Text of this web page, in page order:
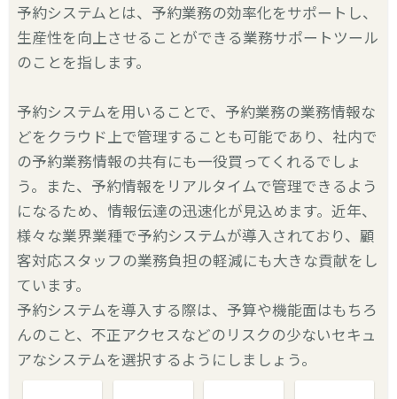
予約システムとは、予約業務の効率化をサポートし、
生産性を向上させることができる業務サポートツール
のことを指します。
予約システムを用いることで、予約業務の業務情報な
どをクラウド上で管理することも可能であり、社内で
の予約業務情報の共有にも一役買ってくれるでしょ
う。また、予約情報をリアルタイムで管理できるよう
になるため、情報伝達の迅速化が見込めます。近年、
様々な業界業種で予約システムが導入されており、顧
客対応スタッフの業務負担の軽減にも大きな貢献をし
ています。
予約システムを導入する際は、予算や機能面はもちろ
んのこと、不正アクセスなどのリスクの少ないセキュ
アなシステムを選択するようにしましょう。